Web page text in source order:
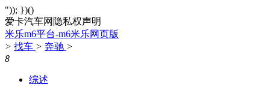
")); })()
爱卡汽车网隐私权声明
米乐m6平台-m6米乐网页版
> 找车 > 奔驰 >
8
综述